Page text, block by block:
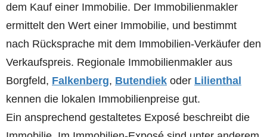
dem Kauf einer Immobilie. Der Immobilienmakler
ermittelt den Wert einer Immobilie, und bestimmt
nach Rücksprache mit dem Immobilien-Verkäufer den
Verkaufspreis. Regionale Immobilienmakler aus
Borgfeld, Falkenberg, Butendiek oder Lilienthal
kennen die lokalen Immobilienpreise gut.
Ein ansprechend gestaltetes Exposé beschreibt die